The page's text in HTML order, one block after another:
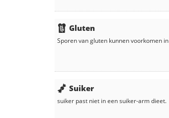
Gluten
Sporen van gluten kunnen voorkomen in
Suiker
suiker past niet in een suiker-arm dieet.